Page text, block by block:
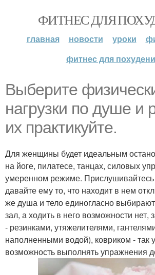
ФИТНЕС ДЛЯ
главная новости уроки
фитнес для
Выберите
нагрузки по душе и
их практикуйте.
Для женщины будет идеальным
на йоге, пилатесе, танцах, силовых
умеренном режиме. Прислушивайтесь
давайте ему то, что находит в нем
же душа и тело единогласно
зал, а ходить в него возможности нет,
- резинками, утяжелителями,
наполненными водой), ковриком - так
возможность выполнять упражнения